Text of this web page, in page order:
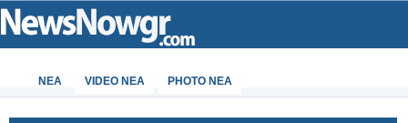
ΝΕΑ VIDEO NEA PHOTO NEA